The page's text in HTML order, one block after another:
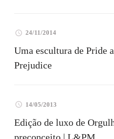
24/11/2014
Uma escultura de Pride
Prejudice
14/05/2013
Edição de luxo de
preconceito | L&PM